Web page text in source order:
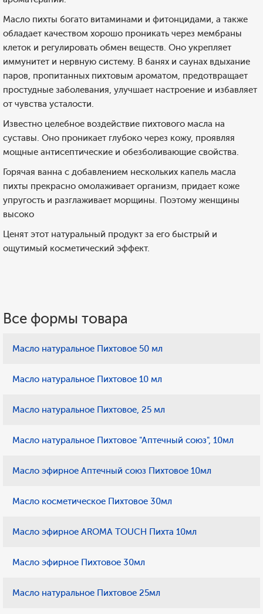
Масло пихты богато витаминами и фитонцидами, а также
обладает качеством хорошо проникать через мембраны
клеток и регулировать обмен веществ. Оно укрепляет
иммунитет и нервную систему. В банях и саунах вдыхание
паров, пропитанных пихтовым ароматом, предотвращает
простудные заболевания, улучшает настроение и избавляет
от чувства усталости.
Известно целебное воздействие пихтового масла на
суставы. Оно проникает глубоко через кожу, проявляя
мощные антисептические и обезболивающие свойства.
Горячая ванна с добавлением нескольких капель масла
пихты прекрасно омолаживает организм, придает коже
упругость и разглаживает морщины. Поэтому женщины
высоко
Ценят этот натуральный продукт за его быстрый и
ощутимый косметический эффект.
Все формы товара
Масло натуральное Пихтовое 50 мл
Масло натуральное Пихтовое 10 мл
Масло натуральное Пихтовое, 25 мл
Масло натуральное Пихтовое "Аптечный союз", 10мл
Масло эфирное Аптечный союз Пихтовое 10мл
Масло косметическое Пихтовое 30мл
Масло эфирное AROMA TOUCH Пихта 10мл
Масло эфирное Пихтовое 30мл
Масло натуральное Пихтовое 25мл